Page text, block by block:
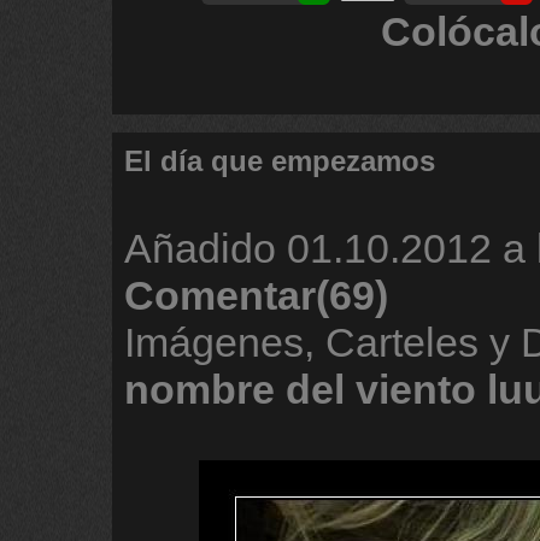
El día que empezamos
Añadido 01.10.2012 a
Comentar(69)
Imágenes, Carteles y
nombre del viento